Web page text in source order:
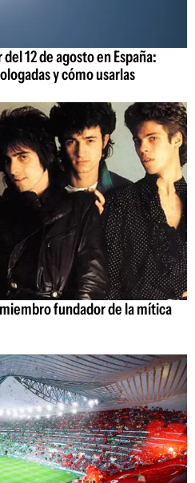
12 de agosto en España:
y cómo usarlas
fundador de la mítica